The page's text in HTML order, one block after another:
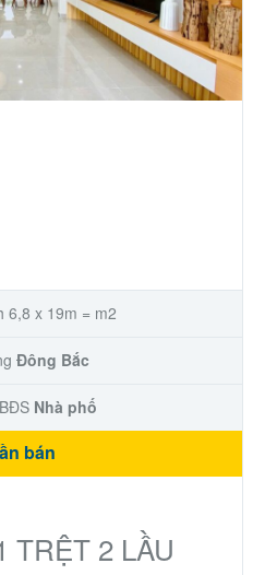
6,8 x 19m = m2
Đông Bắc
Nhà phố
bán
TRỆT 2 LẦU